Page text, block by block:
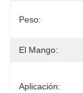
Peso:
El Mango:
Aplicación: